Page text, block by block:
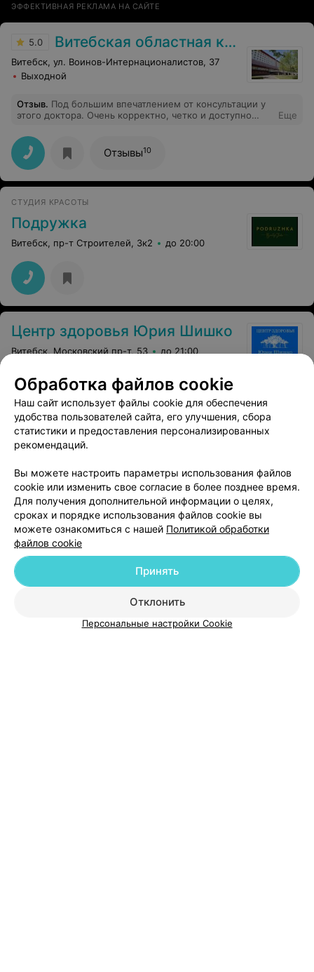
ЭФФЕКТИВНАЯ РЕКЛАМА НА САЙТЕ
5.0 Витебская областная клиническая больница
Витебск, ул. Воинов-Интернационалистов, 37
Выходной
Отзыв. Под большим впечатлением от консультации у
этого доктора. Очень корректно, четко и доступно
информацию по теме визита и еще уйму
дополнительной информации и рекомендаций с
объяснениями и аргументами. Огромное спасибо и
всего самого наилучшего Вам, Евгений Валерьевич!
Еще
Отзывы10
СТУДИЯ КРАСОТЫ
Подружка
Витебск, пр-т Строителей, 3к2 до 20:00
Центр здоровья Юрия Шишко
Витебск, Московский пр-т, 53 до 21:00
СПА-САЛОН
Витебск, ул. Чкалова, 40 до 21:00
Добавить компанию
Добавить специалиста
Обработка файлов cookie
Наш сайт использует файлы cookie для обеспечения
удобства пользователей сайта, его улучшения, сбора
статистики и предоставления персонализированных
рекомендаций.
Вы можете настроить параметры использования файлов
cookie или изменить свое согласие в более позднее время.
Для получения дополнительной информации о целях,
сроках и порядке использования файлов cookie вы
можете ознакомиться с нашей Политикой обработки
файлов cookie
Отклонить
Принять
Персональные настройки Cookie